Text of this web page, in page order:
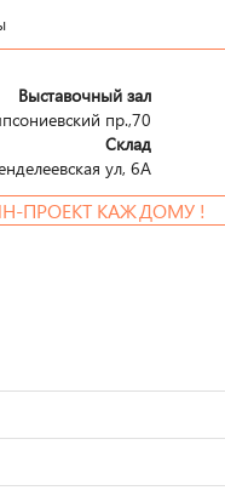
Выставочный зал
пр.,70
Склад
ул, 6А
КАЖДОМУ !